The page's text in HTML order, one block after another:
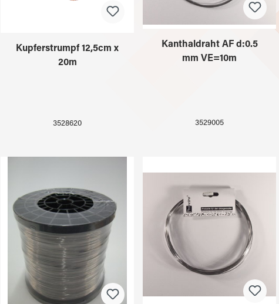
Kupferstrumpf 12,5cm x
20m
3528620
Kanthaldraht AF d:0.5
mm VE=10m
3529005